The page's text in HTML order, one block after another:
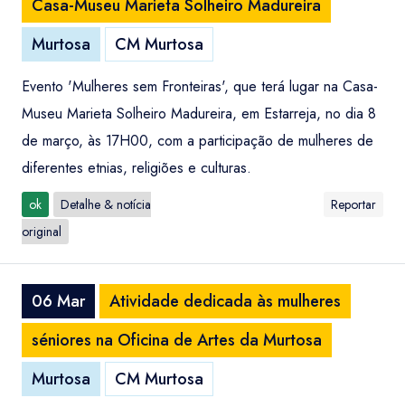
Casa-Museu Marieta Solheiro Madureira
Murtosa
CM Murtosa
Evento 'Mulheres sem Fronteiras', que terá lugar na Casa-
Museu Marieta Solheiro Madureira, em Estarreja, no dia 8
de março, às 17H00, com a participação de mulheres de
diferentes etnias, religiões e culturas.
ok
Detalhe & notícia
original
Reportar
06 Mar
Atividade dedicada às mulheres
séniores na Oficina de Artes da Murtosa
Murtosa
CM Murtosa